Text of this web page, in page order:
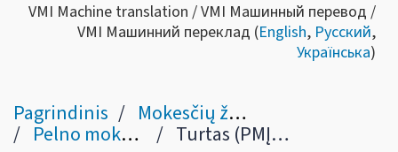
VMI Machine translation / VMI Машинный перевод /
VMI Машинний переклад (English, Русский,
Українська)
Pagrindinis Mokesčių žinynas
Pelno mokestis Turtas (PMĮ IV skyrius)